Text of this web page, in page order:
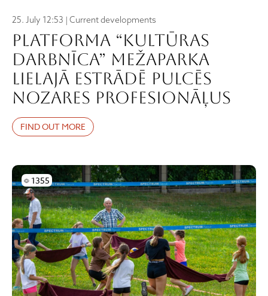
25. July 12:53 | Current developments
Platforma “Kultūras
darbnīca” Mežaparka
Lielajā estrādē pulcēs
nozares profesionāļus
FIND OUT MORE
1355
Skatījumi